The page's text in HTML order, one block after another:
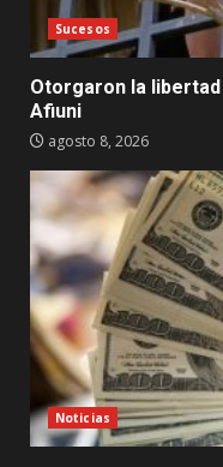
Sucesos
Otorgaron la
Afiuni
agosto 8, 2026
Noticias